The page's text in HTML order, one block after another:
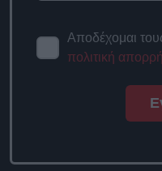
Αποδέχομαι
πολιτική